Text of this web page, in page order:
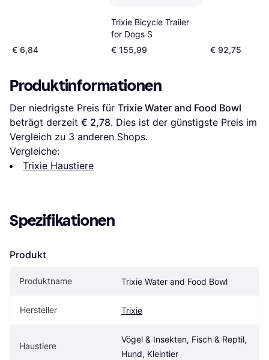
€ 6,84
Trixie Bicycle Trailer
for Dogs S
€ 155,99
€ 92,75
Produktinformationen
Der niedrigste Preis für Trixie Water and Food Bowl
beträgt derzeit € 2,78. Dies ist der günstigste Preis im
Vergleich zu 3 anderen Shops.
Vergleiche:
Trixie Haustiere
Spezifikationen
Produkt
Produktname Trixie Water and Food Bowl
Hersteller Trixie
Haustiere
Vögel & Insekten, Fisch & Reptil,
Hund, Kleintier